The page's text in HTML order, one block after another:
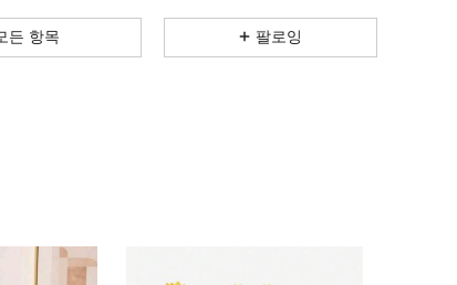
111 1.3K
111
든 항목 팔로잉